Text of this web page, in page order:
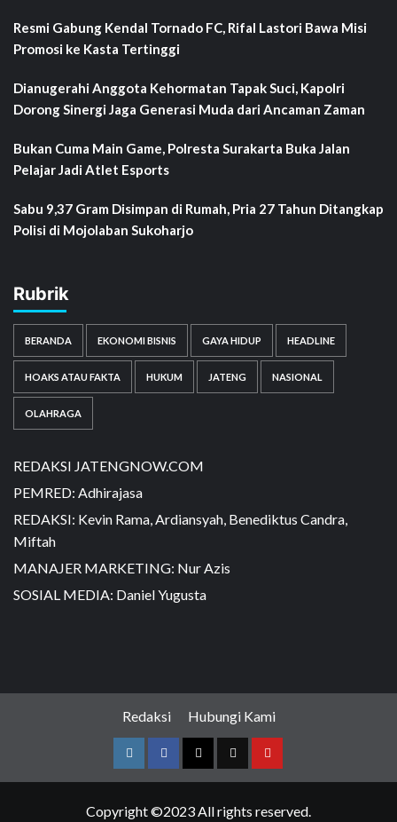
Resmi Gabung Kendal Tornado FC, Rifal Lastori Bawa Misi
Promosi ke Kasta Tertinggi
Dianugerahi Anggota Kehormatan Tapak Suci, Kapolri
Dorong Sinergi Jaga Generasi Muda dari Ancaman Zaman
Bukan Cuma Main Game, Polresta Surakarta Buka Jalan
Pelajar Jadi Atlet Esports
Sabu 9,37 Gram Disimpan di Rumah, Pria 27 Tahun Ditangkap
Polisi di Mojolaban Sukoharjo
Rubrik
BERANDA EKONOMI BISNIS GAYA HIDUP HEADLINE
HOAKS ATAU FAKTA HUKUM JATENG NASIONAL
OLAHRAGA
REDAKSI JATENGNOW.COM
PEMRED: Adhirajasa
REDAKSI: Kevin Rama, Ardiansyah, Benediktus Candra,
Miftah
MANAJER MARKETING: Nur Azis
SOSIAL MEDIA: Daniel Yugusta
Redaksi Hubungi Kami
Copyright ©2023 All rights reserved.